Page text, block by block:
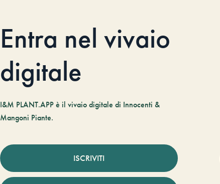
Entra nel vivaio
digitale
I&M PLANT.APP è il vivaio digitale di Innocenti &
Mangoni Piante.
ISCRIVITI